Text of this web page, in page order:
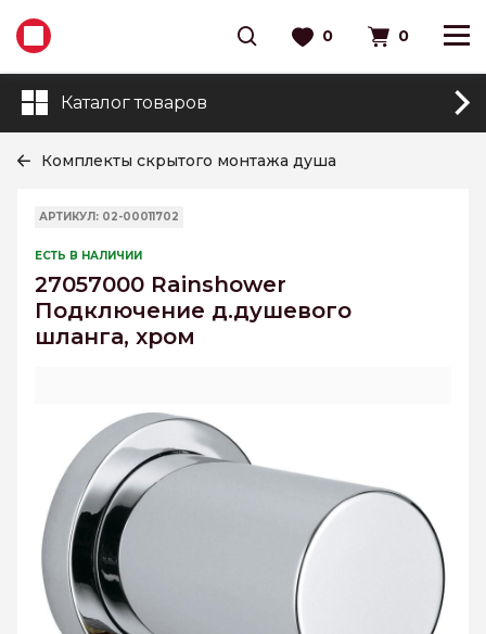
0 0
Каталог товаров
Комплекты скрытого монтажа душа
АРТИКУЛ: 02-00011702
ЕСТЬ В НАЛИЧИИ
27057000 Rainshower
Подключение д.душевого
шланга, хром